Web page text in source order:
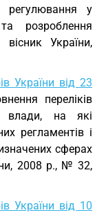
регулювання у
розроблення
вісник України,
України від 23
переліків
влади, на які
регламентів і
сферах
2008 р., № 32,
України від 10